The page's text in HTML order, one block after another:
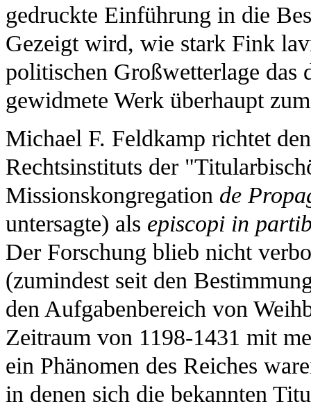
gedruckte Einführung in die
Gezeigt wird, wie stark Fink
politischen Großwetterlage
gewidmete Werk überhaupt
Michael F. Feldkamp richtet
Rechtsinstituts der
Missionskongregation de
untersagte) als episcopi in
Der Forschung blieb nicht
(zumindest seit den
den Aufgabenbereich von
Zeitraum von 1198-1431 mit
ein Phänomen des Reiches
in denen sich die bekannten